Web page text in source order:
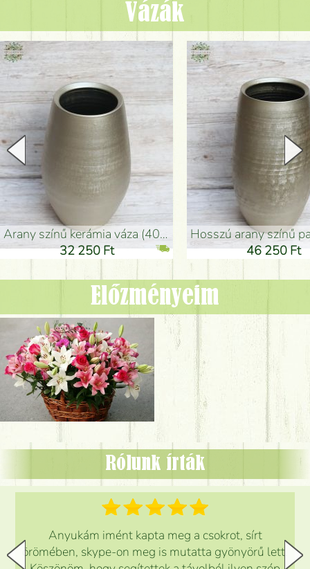
Vázák
arany színű kerámia váza (40x26cm)
32 250 Ft
hosszú arany színű
46 250 Ft
Előzményeim
Rólunk írták
Anyukám imént kapta meg a csokrot, sírt
örömében, skype-on meg is mutatta gyönyörű lett.